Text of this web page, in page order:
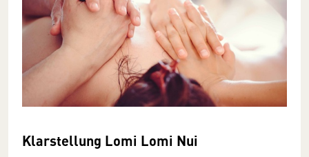
Klarstellung Lomi Lomi Nui